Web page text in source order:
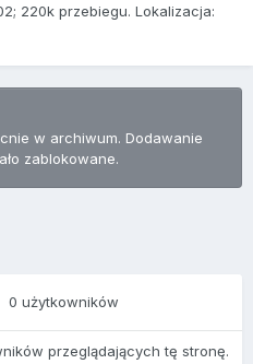
220k przebiegu. Lokalizacja:
w archiwum. Dodawanie
zablokowane.
0 użytkowników
przeglądających tę stronę.